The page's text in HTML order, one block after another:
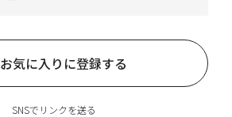
お気に入りに登録する
SNSでリンクを送る